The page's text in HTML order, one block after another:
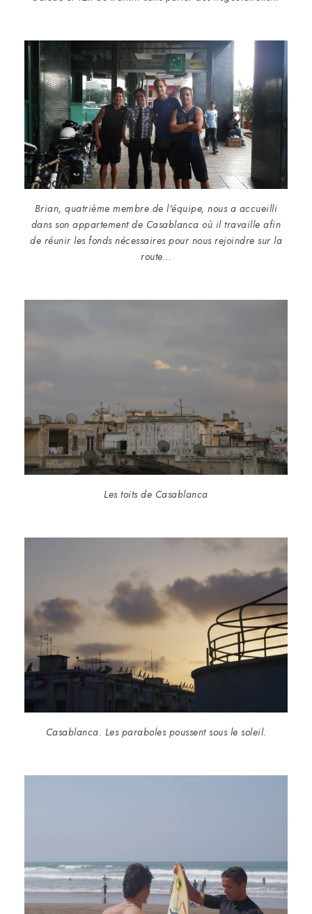
Brian, quatrième membre de l'équipe, nous a accueilli
dans son appartement de Casablanca où il travaille afin
de réunir les fonds nécessaires pour nous rejoindre sur la
route...
Les toits de Casablanca
Casablanca. Les paraboles poussent sous le soleil.